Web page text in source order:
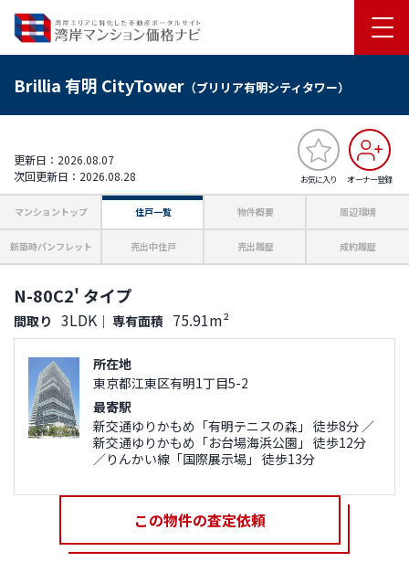
Brillia 有明 CityTower （ブリリア有明シティタワー）
お気に入り オーナー登録
更新日：2026.08.07
次回更新日：2026.08.28
マンショントップ 住戸一覧 物件概要 周辺環境
新築時パンフレット 売出中住戸 売出履歴 成約履歴
N-80C2' タイプ
間取り 3LDK ｜ 専有面積 75.91m²
所在地
東京都江東区有明1丁目5-2
最寄駅
新交通ゆりかもめ「有明テニスの森」 徒歩8分 ／
新交通ゆりかもめ「お台場海浜公園」 徒歩12分
／りんかい線「国際展示場」 徒歩13分
この物件の査定依頼